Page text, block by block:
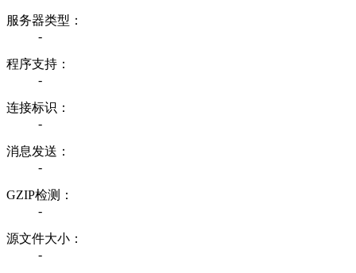
服务器类型：
-
程序支持：
-
连接标识：
-
消息发送：
-
GZIP检测：
-
源文件大小：
-